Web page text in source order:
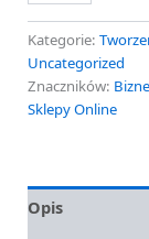
Kategorie:
Uncategorized
Znaczników:
Sklepy Online
Opis